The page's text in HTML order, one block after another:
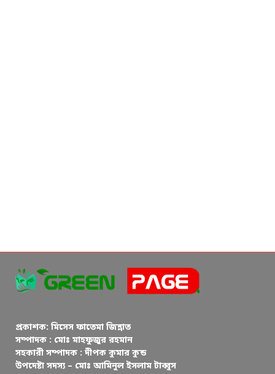
প্রকাশক: মিসেস ফাতেমা জিন্নাত
সম্পাদক : মোঃ মাহফুজুর রহমান
সহকারী সম্পাদক : দীপক কুমার কুন্ড
উপদেষ্টা সদস্য – মোঃ আমিনুল ইসলাম টাব্বুস